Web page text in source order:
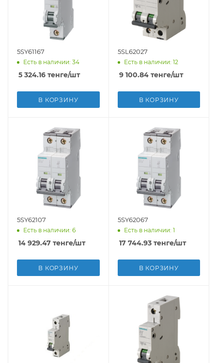
5SY61167
Есть в наличии: 34
5 324.16 тенге/шт
В КОРЗИНУ
5SL62027
Есть в наличии: 12
9 100.84тенге/шт
В КОРЗИНУ
5SY62107
Есть в наличии: 6
14 929.47 тенге/шт
В КОРЗИНУ
5SY62067
Есть в наличии: 1
17 744.93тенге/шт
В КОРЗИНУ